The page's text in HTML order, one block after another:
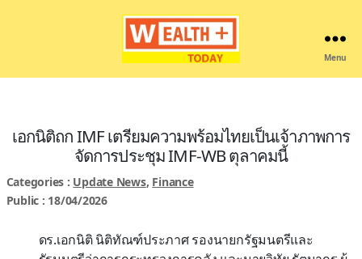
Menu
เอกนิติถก IMF เตรียมความพร้อมไทยเป็นเจ้าภาพการ
จัดการประชุม IMF-WB ตุลาคมนี้
Categories : Update News, Finance
Public : 18/04/2026
ดร.เอกนิติ นิติทัณฑ์ประภาศ รองนายกรัฐมนตรีและ